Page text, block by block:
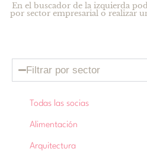
En el buscador de la izquierda
por sector empresarial o realizar
Filtrar por sector
Todas las socias
Alimentación
Arquitectura